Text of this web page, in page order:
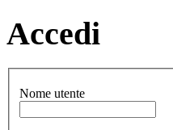
Accedi
Nome utente